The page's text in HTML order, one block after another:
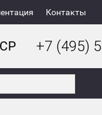
Контакты
+7 (495)